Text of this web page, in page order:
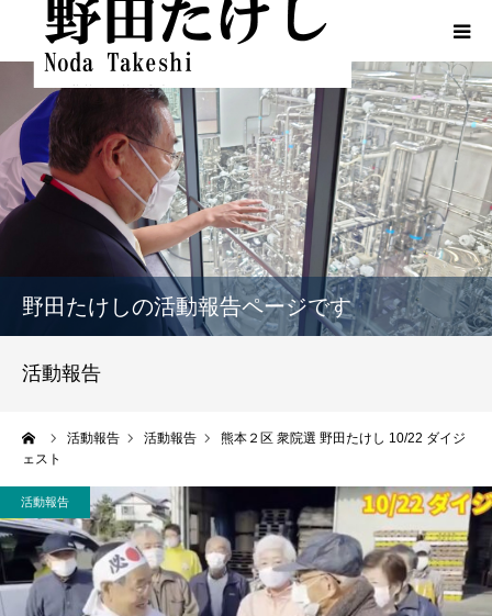
野田たけしの活動報告ページです
活動報告
活動報告 活動報告
熊本２区 衆院選 野田たけし 10/22 ダイジ
ェスト
活動報告
HOME
プロフィール
ふるさとでの実績
政策
活動レポート
ご意見・メール